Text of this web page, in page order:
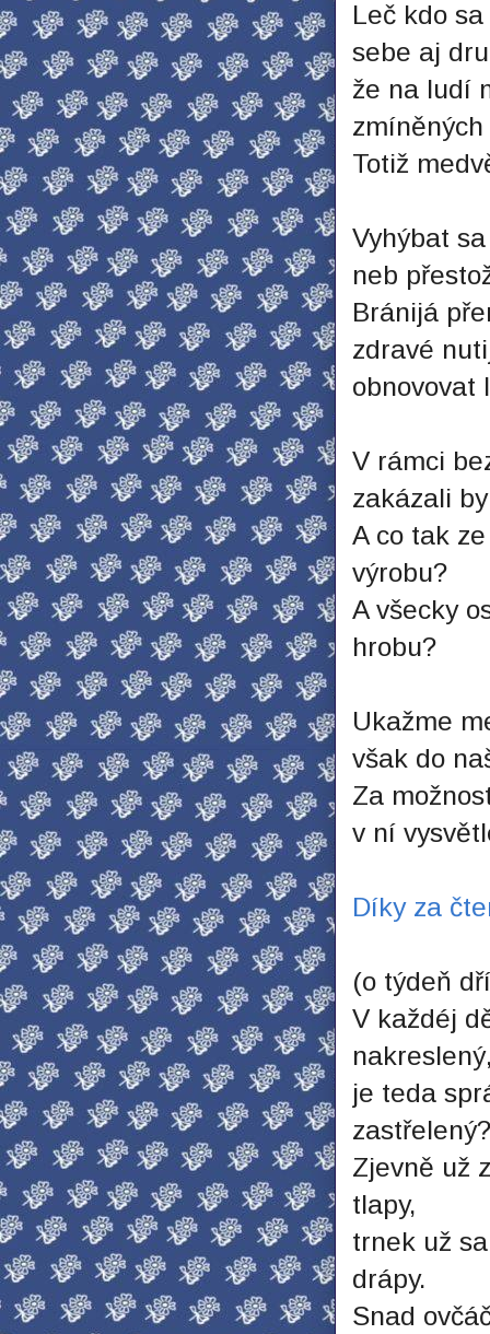
Leč kdo
sebe aj
že na ludí
Totiž
Vyhýbat
neb
Bránijá
zdravé
obnovovat
V rámci
zakázali
A co tak
výrobu?
A všecky
hrobu?
Ukažme
však do
Za
v ní
Díky za
(o týdeň
V každéj
je teda
zastřelený?
Zjevně už
tlapy,
trnek už
drápy.
Snad